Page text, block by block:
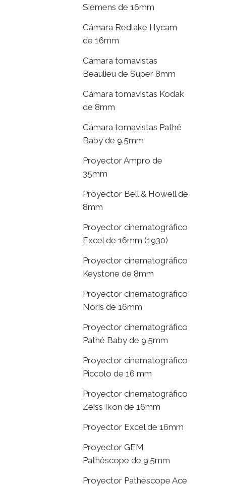
Siemens de 16mm
Cámara Redlake Hycam
de 16mm
Cámara tomavistas
Beaulieu de Super 8mm
Cámara tomavistas Kodak
de 8mm
Cámara tomavistas Pathé
Baby de 9.5mm
Proyector Ampro de
35mm
Proyector Bell & Howell de
8mm
Proyector cinematográfico
Excel de 16mm (1930)
Proyector cinematográfico
Keystone de 8mm
Proyector cinematográfico
Noris de 16mm
Proyector cinematográfico
Pathé Baby de 9.5mm
Proyector cinematográfico
Piccolo de 16 mm
Proyector cinematográfico
Zeiss Ikon de 16mm
Proyector Excel de 16mm
Proyector GEM
Pathéscope de 9.5mm
Proyector Pathéscope Ace